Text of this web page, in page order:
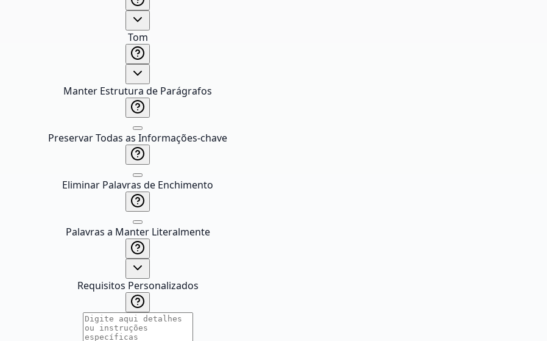
Tom
Manter Estrutura de Parágrafos
Preservar Todas as Informações-chave
Eliminar Palavras de Enchimento
Palavras a Manter Literalmente
Requisitos Personalizados